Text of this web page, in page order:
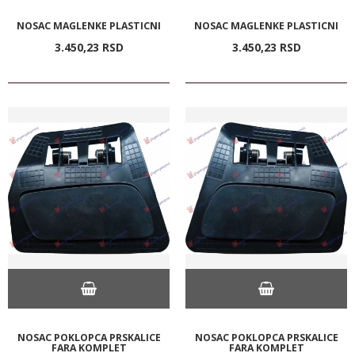
NOSAC MAGLENKE PLASTICNI
3.450,23 RSD
NOSAC MAGLENKE PLASTICNI
3.450,23 RSD
NOSAC POKLOPCA PRSKALICE
FARA KOMPLET
NOSAC POKLOPCA PRSKALICE
FARA KOMPLET